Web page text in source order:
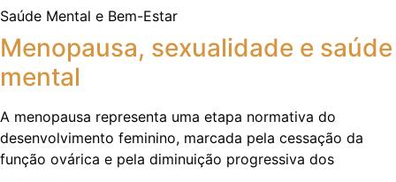
Saúde Mental e Bem-Estar
Menopausa, sexualidade e saúde
mental
A menopausa representa uma etapa normativa do
desenvolvimento feminino, marcada pela cessação da
função ovárica e pela diminuição progressiva dos